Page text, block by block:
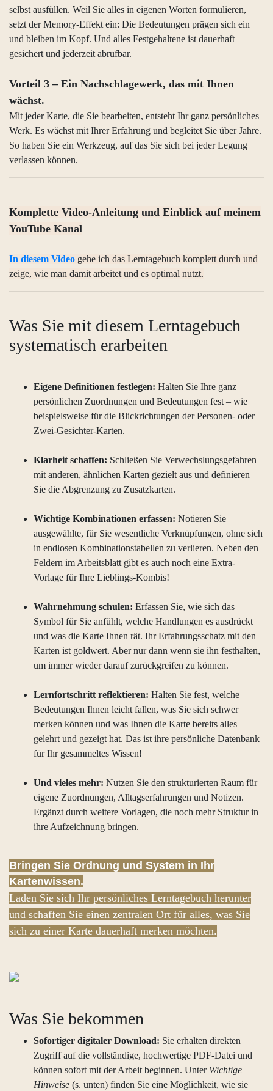
selbst ausfüllen. Weil Sie alles in eigenen Worten formulieren,
setzt der Memory-Effekt ein: Die Bedeutungen prägen sich ein
und bleiben im Kopf. Und alles Festgehaltene ist dauerhaft
gesichert und jederzeit abrufbar.
Vorteil 3 – Ein Nachschlagewerk, das mit Ihnen
wächst.
Mit jeder Karte, die Sie bearbeiten, entsteht Ihr ganz persönliches
Werk. Es wächst mit Ihrer Erfahrung und begleitet Sie über Jahre.
So haben Sie ein Werkzeug, auf das Sie sich bei jeder Legung
verlassen können.
Komplette Video-Anleitung und Einblick auf meinem
YouTube Kanal
In diesem Video gehe ich das Lerntagebuch komplett durch und
zeige, wie man damit arbeitet und es optimal nutzt.
Was Sie mit diesem Lerntagebuch
systematisch erarbeiten
Eigene Definitionen festlegen: Halten Sie Ihre ganz
persönlichen Zuordnungen und Bedeutungen fest – wie
beispielsweise für die Blickrichtungen der Personen- oder
Zwei-Gesichter-Karten.
Klarheit schaffen: Schließen Sie Verwechslungsgefahren
mit anderen, ähnlichen Karten gezielt aus und definieren
Sie die Abgrenzung zu Zusatzkarten.
Wichtige Kombinationen erfassen: Notieren Sie
ausgewählte, für Sie wesentliche Verknüpfungen, ohne sich
in endlosen Kombinationstabellen zu verlieren. Neben den
Feldern im Arbeitsblatt gibt es auch noch eine Extra-
Vorlage für Ihre Lieblings-Kombis!
Wahrnehmung schulen: Erfassen Sie, wie sich das
Symbol für Sie anfühlt, welche Handlungen es ausdrückt
und was die Karte Ihnen rät. Ihr Erfahrungsschatz mit den
Karten ist goldwert. Aber nur dann wenn sie ihn festhalten,
um immer wieder darauf zurückgreifen zu können.
Lernfortschritt reflektieren: Halten Sie fest, welche
Bedeutungen Ihnen leicht fallen, was Sie sich schwer
merken können und was Ihnen die Karte bereits alles
gelehrt und gezeigt hat. Das ist ihre persönliche Datenbank
für Ihr gesammeltes Wissen!
Und vieles mehr: Nutzen Sie den strukturierten Raum für
eigene Zuordnungen, Alltagserfahrungen und Notizen.
Ergänzt durch weitere Vorlagen, die noch mehr Struktur in
ihre Aufzeichnung bringen.
Bringen Sie Ordnung und System in Ihr
Kartenwissen.
Laden Sie sich Ihr persönliches Lerntagebuch herunter
und schaffen Sie einen zentralen Ort für alles, was Sie
sich zu einer Karte dauerhaft merken möchten.
Was Sie bekommen
Sofortiger digitaler Download: Sie erhalten direkten
Zugriff auf die vollständige, hochwertige PDF-Datei und
können sofort mit der Arbeit beginnen. Unter Wichtige
Hinweise (s. unten) finden Sie eine Möglichkeit, wie sie